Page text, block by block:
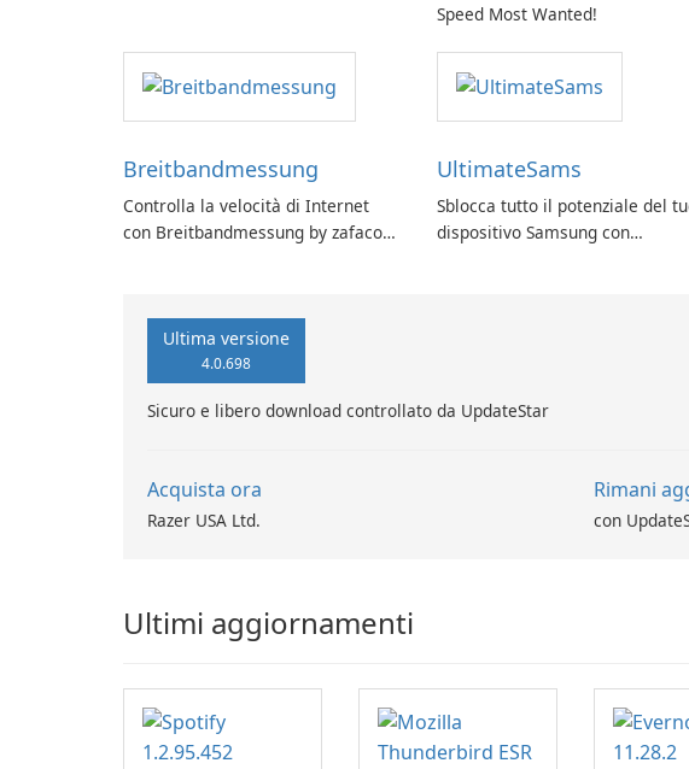
Speed Most Wanted!
Breitbandmessung
Controlla la velocità di Internet
con Breitbandmessung by zafaco
UltimateSams
Sblocca tutto il potenziale del
dispositivo Samsung con
Ultima versione
4.0.698
Sicuro e libero download controllato da UpdateStar
Acquista ora
Razer USA Ltd.
Rimani
con
Ultimi aggiornamenti